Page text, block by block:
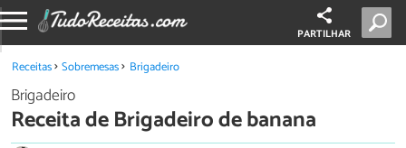
PARTILHAR
Receitas Sobremesas Brigadeiro
Brigadeiro
Receita de Brigadeiro de banana